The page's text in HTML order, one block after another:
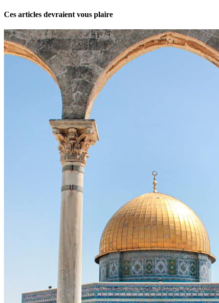
Ces articles devraient vous plaire